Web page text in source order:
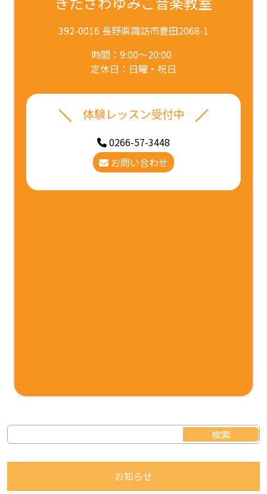
392-0016 長野県諏訪市豊田2068-1
時間：9:00～20:00
定休日：日曜・祝日
体験レッスン受付中
0266-57-3448
お問い合わせ
お知らせ